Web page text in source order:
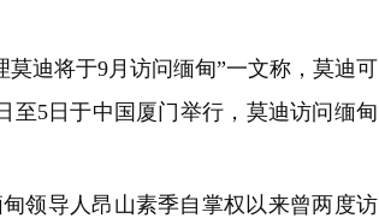
莫迪将于9月访问缅甸”一文称，莫迪可
至5日于中国厦门举行，莫迪访问缅甸
领导人昂山素季自掌权以来曾两度访